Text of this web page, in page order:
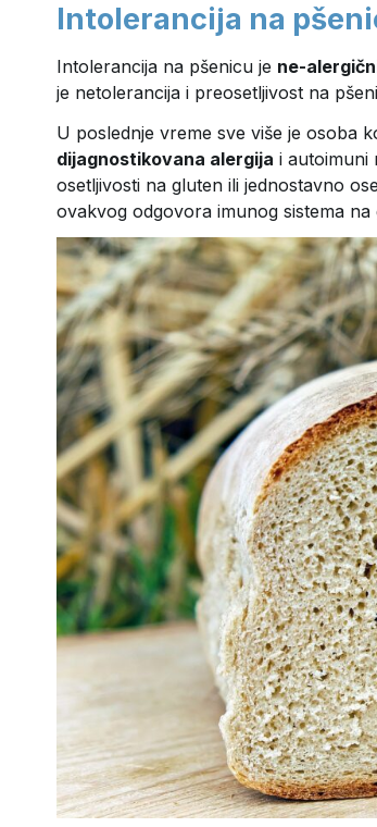
Intolerancija na
Intolerancija na pšenicu je ne-
je netolerancija i preosetljivost na
U poslednje vreme sve više je osoba
dijagnostikovana alergija i autoimuni
osetljivosti na gluten ili jednostavno
ovakvog odgovora imunog sistema